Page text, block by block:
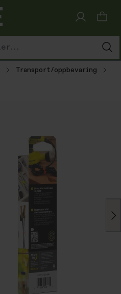
Transport/oppbevaring